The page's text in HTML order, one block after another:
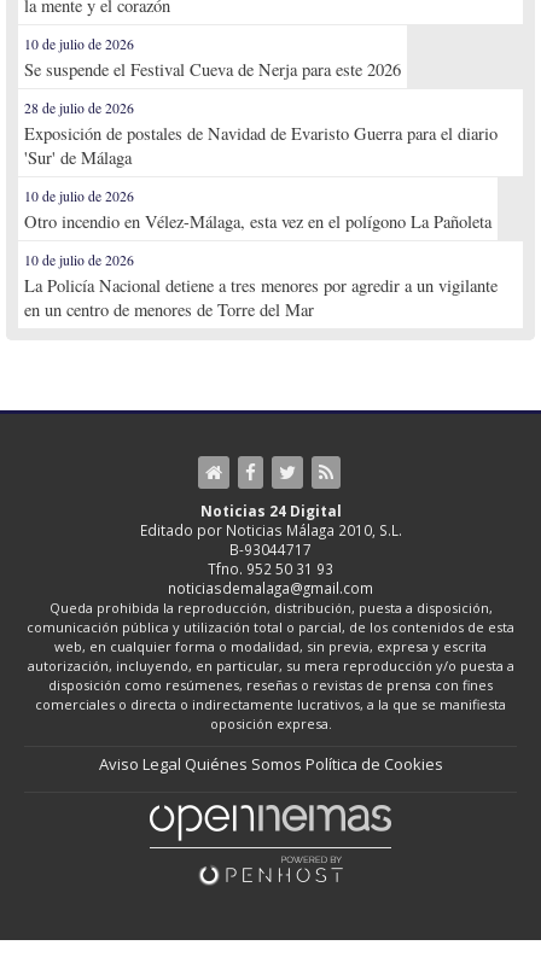
la mente y el corazón
10 de julio de 2026
Se suspende el Festival Cueva de Nerja para este 2026
28 de julio de 2026
Exposición de postales de Navidad de Evaristo Guerra para el diario
'Sur' de Málaga
10 de julio de 2026
Otro incendio en Vélez-Málaga, esta vez en el polígono La Pañoleta
10 de julio de 2026
La Policía Nacional detiene a tres menores por agredir a un vigilante
en un centro de menores de Torre del Mar
Noticias 24 Digital
Editado por Noticias Málaga 2010, S.L.
B-93044717
Tfno. 952 50 31 93
noticiasdemalaga@gmail.com
Queda prohibida la reproducción, distribución, puesta a disposición,
comunicación pública y utilización total o parcial, de los contenidos de esta
web, en cualquier forma o modalidad, sin previa, expresa y escrita
autorización, incluyendo, en particular, su mera reproducción y/o puesta a
disposición como resúmenes, reseñas o revistas de prensa con fines
comerciales o directa o indirectamente lucrativos, a la que se manifiesta
oposición expresa.
Aviso Legal Quiénes Somos Política de Cookies